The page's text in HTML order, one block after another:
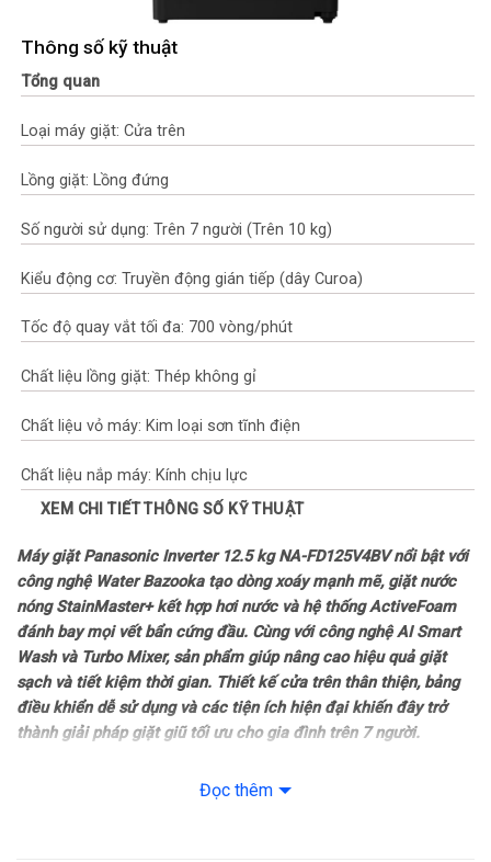
Thông số kỹ thuật
Tổng quan
Loại máy giặt: Cửa trên
Lồng giặt: Lồng đứng
Số người sử dụng: Trên 7 người (Trên 10 kg)
Kiểu động cơ: Truyền động gián tiếp (dây Curoa)
Tốc độ quay vắt tối đa: 700 vòng/phút
Chất liệu lồng giặt: Thép không gỉ
Chất liệu vỏ máy: Kim loại sơn tĩnh điện
Chất liệu nắp máy: Kính chịu lực
Năm ra mắt: 2025
Thời gian bảo hành động cơ: 12 năm
Mức tiêu thụ điện năng
Loại Inverter: Công nghệ TD Inverter
XEM CHI TIẾT THÔNG SỐ KỸ THUẬT
Máy giặt Panasonic Inverter 12.5 kg NA-FD125V4BV nổi bật với
công nghệ Water Bazooka tạo dòng xoáy mạnh mẽ, giặt nước
nóng StainMaster+ kết hợp hơi nước và hệ thống ActiveFoam
đánh bay mọi vết bẩn cứng đầu. Cùng với công nghệ AI Smart
Wash và Turbo Mixer, sản phẩm giúp nâng cao hiệu quả giặt
sạch và tiết kiệm thời gian. Thiết kế cửa trên thân thiện, bảng
điều khiển dễ sử dụng và các tiện ích hiện đại khiến đây trở
thành giải pháp giặt giũ tối ưu cho gia đình trên 7 người.
Đọc thêm